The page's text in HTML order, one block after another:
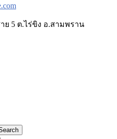
5 ต.ไร่ขิง อ.สามพราน